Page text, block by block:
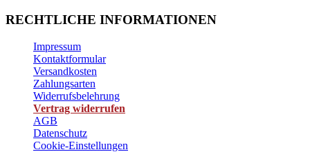
RECHTLICHE INFORMATIONEN
Impressum
Kontaktformular
Versandkosten
Zahlungsarten
Widerrufsbelehrung
Vertrag widerrufen
AGB
Datenschutz
Cookie-Einstellungen